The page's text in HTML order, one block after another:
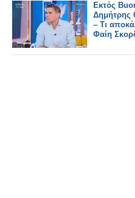
Εκτός
Δημήτρης
– Τι
Φαίη